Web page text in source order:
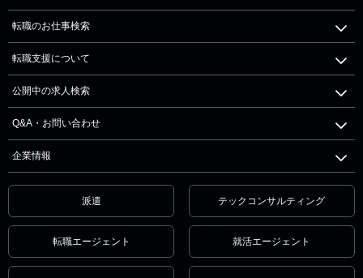
転職のお仕事検索
転職支援について
公開中の求人検索
Q&A・お問い合わせ
企業情報
派遣 テックコンサルティング
転職エージェント 就活エージェント